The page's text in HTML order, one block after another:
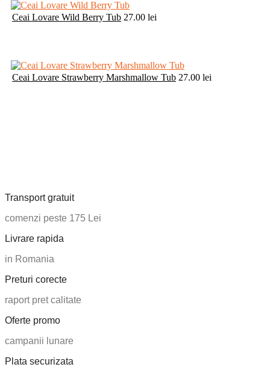
Ceai Lovare Wild Berry Tub 27.00 lei
Ceai Lovare Strawberry Marshmallow Tub 27.00 lei
Transport gratuit
comenzi peste 175 Lei
Livrare rapida
in Romania
Preturi corecte
raport pret calitate
Oferte promo
campanii lunare
Plata securizata